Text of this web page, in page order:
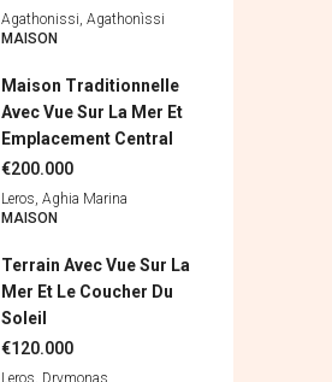
Agathonissi, Agathonìssi
MAISON
Maison Traditionnelle
Avec Vue Sur La Mer Et
Emplacement Central
€200.000
Leros, Aghia Marina
MAISON
Terrain Avec Vue Sur La
Mer Et Le Coucher Du
Soleil
€120.000
Leros, Drymonas